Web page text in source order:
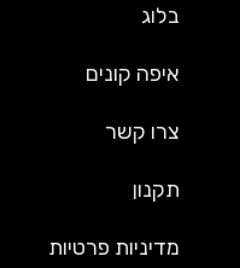
בלוג
איפה קונים
צרו קשר
תקנון
מדיניות פרטיות